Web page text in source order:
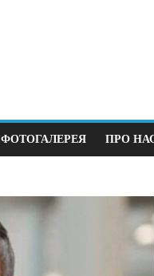
ФОТОГАЛЕРЕЯ ПРО
В Німеччині